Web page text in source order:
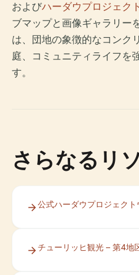
およびハーダウプロジェク
ブマップと画像ギャラリー
は、団地の象徴的なコンク
庭、コミュニティライフを
す。
さらなるリ
公式ハーダウプロジェクト
チューリッヒ観光 – 第4地